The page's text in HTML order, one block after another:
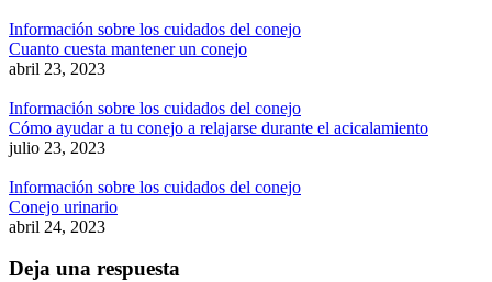
Información sobre los cuidados del conejo
Cuanto cuesta mantener un conejo
abril 23, 2023
Información sobre los cuidados del conejo
Cómo ayudar a tu conejo a relajarse durante el acicalamiento
julio 23, 2023
Información sobre los cuidados del conejo
Conejo urinario
abril 24, 2023
Deja una respuesta